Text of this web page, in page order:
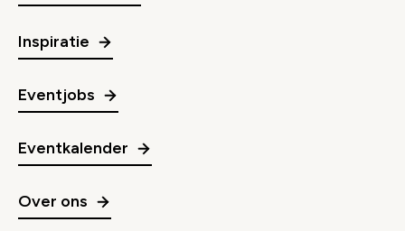
Inspiratie
Eventjobs
Eventkalender
Over ons